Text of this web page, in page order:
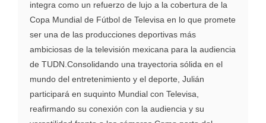
integra como un refuerzo de lujo a la cobertura de la
Copa Mundial de Fútbol de Televisa en lo que promete
ser una de las producciones deportivas más
ambiciosas de la televisión mexicana para la audiencia
de TUDN.Consolidando una trayectoria sólida en el
mundo del entretenimiento y el deporte, Julián
participará en suquinto Mundial con Televisa,
reafirmando su conexión con la audiencia y su